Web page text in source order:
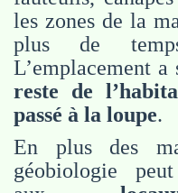
les zones de la
plus de
L’emplacement a
reste de
passé à la loupe.
En plus des
géobiologie